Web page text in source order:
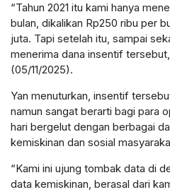
“Tahun 2021 itu kami hanya
bulan, dikalikan Rp250 ribu per
juta. Tapi setelah itu, sampai
menerima dana insentif
(05/11/2025).
Yan menuturkan, insentif
namun sangat berarti bagi para
hari bergelut dengan berbagai
kemiskinan dan sosial
“Kami ini ujung tombak data di
data kemiskinan, berasal dari